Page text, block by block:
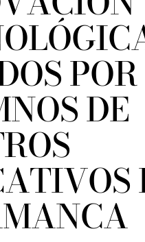
POR
DE